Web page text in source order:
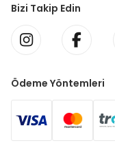
Bizi Takip Edin
Ödeme Yöntemleri